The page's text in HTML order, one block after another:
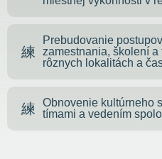
Prebudovanie
zamestnania, školení
rôznych lokalitách a
Obnovenie kultúrneho
tímami a vedením